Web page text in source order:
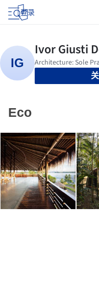
登录
Eco